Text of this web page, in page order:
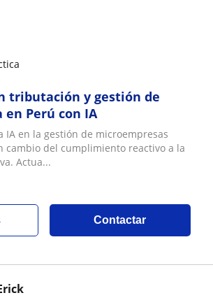
tributación y gestión de
Perú con IA
IA en la gestión de microempresas
cambio del cumplimiento reactivo a la
Actua...
Contactar